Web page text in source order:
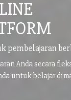
pembelajaran
Anda secara
untuk belajar